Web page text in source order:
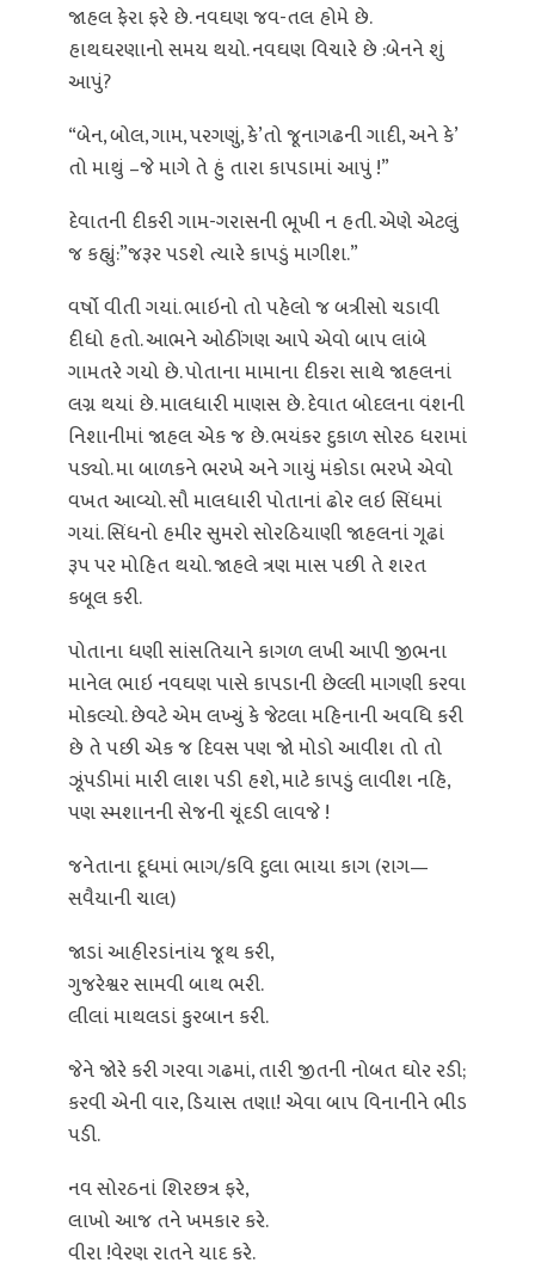
જાહલ ફેરા ફરે છે. નવઘણ જવ-તલ હોમે છે.
હાથઘરણાનો સમય થયો. નવઘણ વિચારે છે :બેનને શું
આપું?
“બેન, બોલ, ગામ, પરગણું, કે’તો જૂનાગઢની ગાદી, અને કે’
તો માથું –જે માગે તે હું તારા કાપડામાં આપું !”
દેવાતની દીકરી ગામ-ગરાસની ભૂખી ન હતી. એણે એટલું
જ કહ્યું:”જરૂર પડશે ત્યારે કાપડું માગીશ.”
વર્ષો વીતી ગયાં. ભાઇનો તો પહેલો જ બત્રીસો ચડાવી
દીધો હતો. આભને ઓઠીંગણ આપે એવો બાપ લાંબે
ગામતરે ગયો છે. પોતાના મામાના દીકરા સાથે જાહલનાં
લગ્ન થયાં છે. માલધારી માણસ છે. દેવાત બોદલના વંશની
નિશાનીમાં જાહલ એક જ છે. ભયંકર દુકાળ સોરઠ ધરામાં
પડ્યો. મા બાળકને ભરખે અને ગાયું મંકોડા ભરખે એવો
વખત આવ્યો. સૌ માલધારી પોતાનાં ઢોર લઇ સિંધમાં
ગયાં. સિંધનો હમીર સુમરો સોરઠિયાણી જાહલનાં ગૂઢાં
રૂપ પર મોહિત થયો. જાહલે ત્રણ માસ પછી તે શરત
કબૂલ કરી.
પોતાના ધણી સાંસતિયાને કાગળ લખી આપી જીભના
માનેલ ભાઇ નવઘણ પાસે કાપડાની છેલ્લી માગણી કરવા
મોકલ્યો. છેવટે એમ લખ્યું કે જેટલા મહિનાની અવધિ કરી
છે તે પછી એક જ દિવસ પણ જો મોડો આવીશ તો તો
ઝૂંપડીમાં મારી લાશ પડી હશે, માટે કાપડું લાવીશ નહિ,
પણ સ્મશાનની સેજની ચૂંદડી લાવજે !
જનેતાના દૂધમાં ભાગ/કવિ દુલા ભાયા કાગ (રાગ—
સવૈયાની ચાલ)
જાડાં આહીરડાંનાંય જૂથ કરી,
ગુજરેશ્વર સામવી બાથ ભરી.
લીલાં માથલડાં કુરબાન કરી.
જેને જોરે કરી ગરવા ગઢમાં, તારી જીતની નોબત ઘોર રડી;
કરવી એની વાર, ડિયાસ તણા! એવા બાપ વિનાનીને ભીડ
પડી.
નવ સોરઠનાં શિરછત્ર ફરે,
લાખો આજ તને ખમકાર કરે.
વીરા !વેરણ રાતને યાદ કરે.